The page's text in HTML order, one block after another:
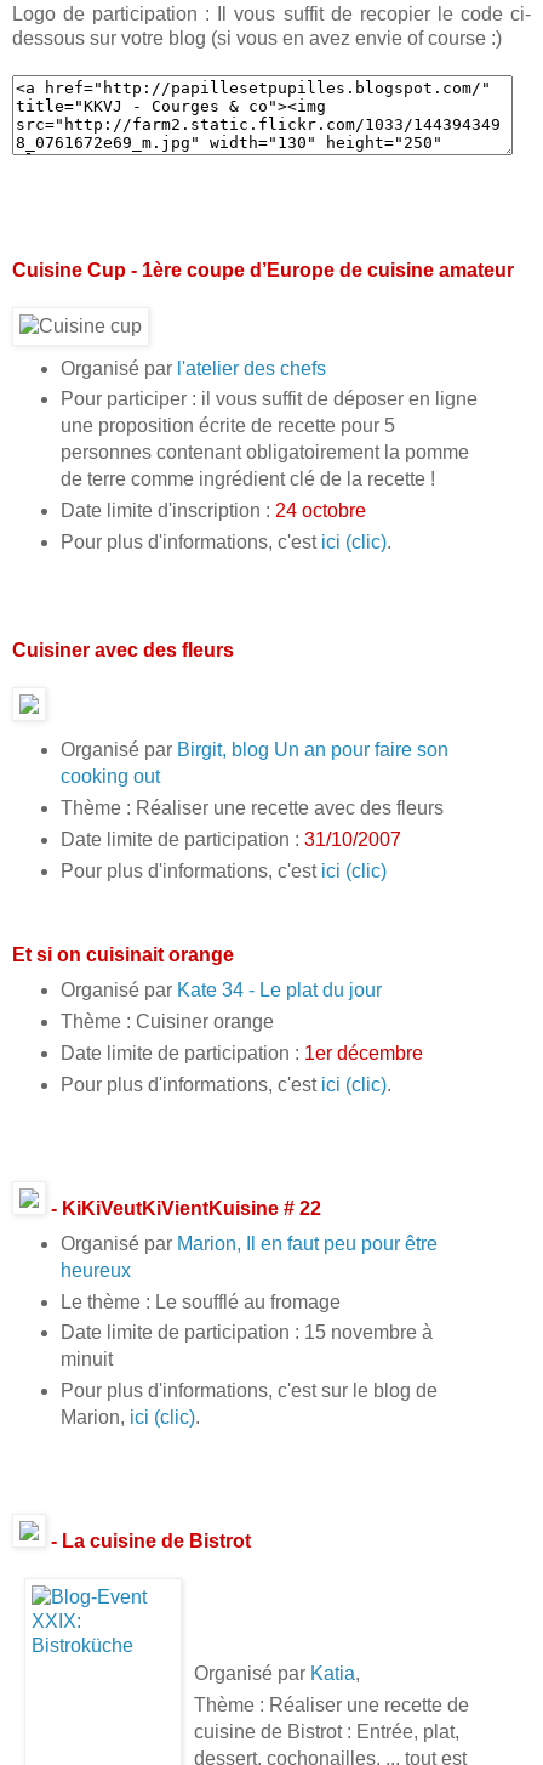
Logo de participation : Il vous suffit de recopier le code ci-
dessous sur votre blog (si vous en avez envie of course :)
Cuisine Cup - 1ère coupe d’Europe de cuisine amateur
Organisé par l'atelier des chefs
Pour participer : il vous suffit de déposer en ligne
une proposition écrite de recette pour 5
personnes contenant obligatoirement la pomme
de terre comme ingrédient clé de la recette !
Date limite d'inscription : 24 octobre
Pour plus d'informations, c'est ici (clic).
Cuisiner avec des fleurs
Organisé par Birgit, blog Un an pour faire son
cooking out
Thème : Réaliser une recette avec des fleurs
Date limite de participation : 31/10/2007
Pour plus d'informations, c'est ici (clic)
Et si on cuisinait orange
Organisé par Kate 34 - Le plat du jour
Thème : Cuisiner orange
Date limite de participation : 1er décembre
Pour plus d'informations, c'est ici (clic).
- KiKiVeutKiVientKuisine # 22
Organisé par Marion, Il en faut peu pour être
heureux
Le thème : Le soufflé au fromage
Date limite de participation : 15 novembre à
minuit
Pour plus d'informations, c'est sur le blog de
Marion, ici (clic).
- La cuisine de Bistrot
Organisé par Katia,
Thème : Réaliser une recette de
cuisine de Bistrot : Entrée, plat,
dessert, cochonailles, ... tout est